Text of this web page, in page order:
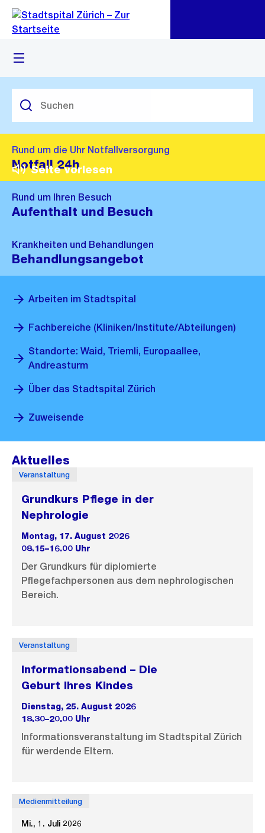
Navigation
Sprunglink
Menü
Seite vorlesen
Rund um die Uhr Notfallversorgung
Notfall 24h
Rund um Ihren Besuch
Aufenthalt und Besuch
Krankheiten und Behandlungen
Behandlungsangebot
Arbeiten im Stadtspital
Fachbereiche (Kliniken/Institute/Abteilungen)
Standorte: Waid, Triemli, Europaallee,
Andreasturm
Über das Stadtspital Zürich
Zuweisende
Aktuelles
Veranstaltung
Grundkurs Pflege in der
Nephrologie
Montag, 17. August 2026
08.15–16.00 Uhr
Der Grundkurs für diplomierte
Pflegefachpersonen aus dem nephrologischen
Bereich.
Veranstaltung
Informationsabend – Die
Geburt Ihres Kindes
Dienstag, 25. August 2026
18.30–20.00 Uhr
Informationsveranstaltung im Stadtspital Zürich
für werdende Eltern.
Medienmitteilung
Mi., 1. Juli 2026